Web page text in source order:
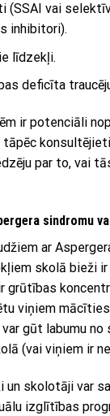
(SSAI vai
inhibitori).
līdzekļi.
deficīta
ir potenciāli
tāpēc
par to, vai
sindromu
ar
skolā bieži
grūtības
viņiem
gūt labumu
(vai viņiem ir
un skolotāji var
izglītības